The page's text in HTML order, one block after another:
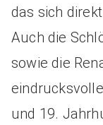
das sich
Auch die
sowie die
und 19.